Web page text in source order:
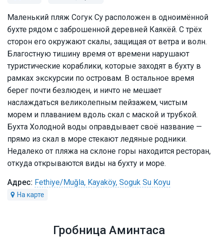
Маленький пляж Согук Су расположен в одноимённой
бухте рядом с заброшенной деревней Каякёй. С трёх
сторон его окружают скалы, защищая от ветра и волн.
Благостную тишину время от времени нарушают
туристические кораблики, которые заходят в бухту в
рамках экскурсии по островам. В остальное время
берег почти безлюден, и ничто не мешает
наслаждаться великолепным пейзажем, чистым
морем и плаванием вдоль скал с маской и трубкой.
Бухта Холодной воды оправдывает своё название —
прямо из скал в море стекают ледяные родники.
Недалеко от пляжа на склоне горы находится ресторан,
откуда открываются виды на бухту и море.
Fethiye/Muğla, Kayaköy, Soguk Su Koyu
Гробница Аминтаса